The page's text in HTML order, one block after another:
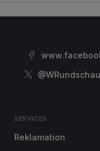
@WRundschau
SERVICES
Reklamation